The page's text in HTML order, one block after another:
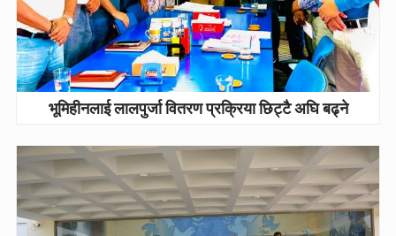
भूमिहीनलाई लालपुर्जा वितरण प्रक्रिया छिट्टै अघि बढ्ने